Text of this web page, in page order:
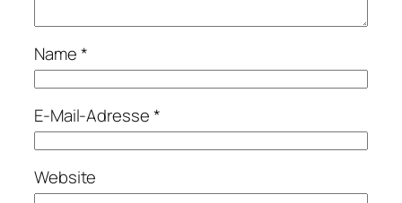
Name*
E-Mail-Adresse*
Website